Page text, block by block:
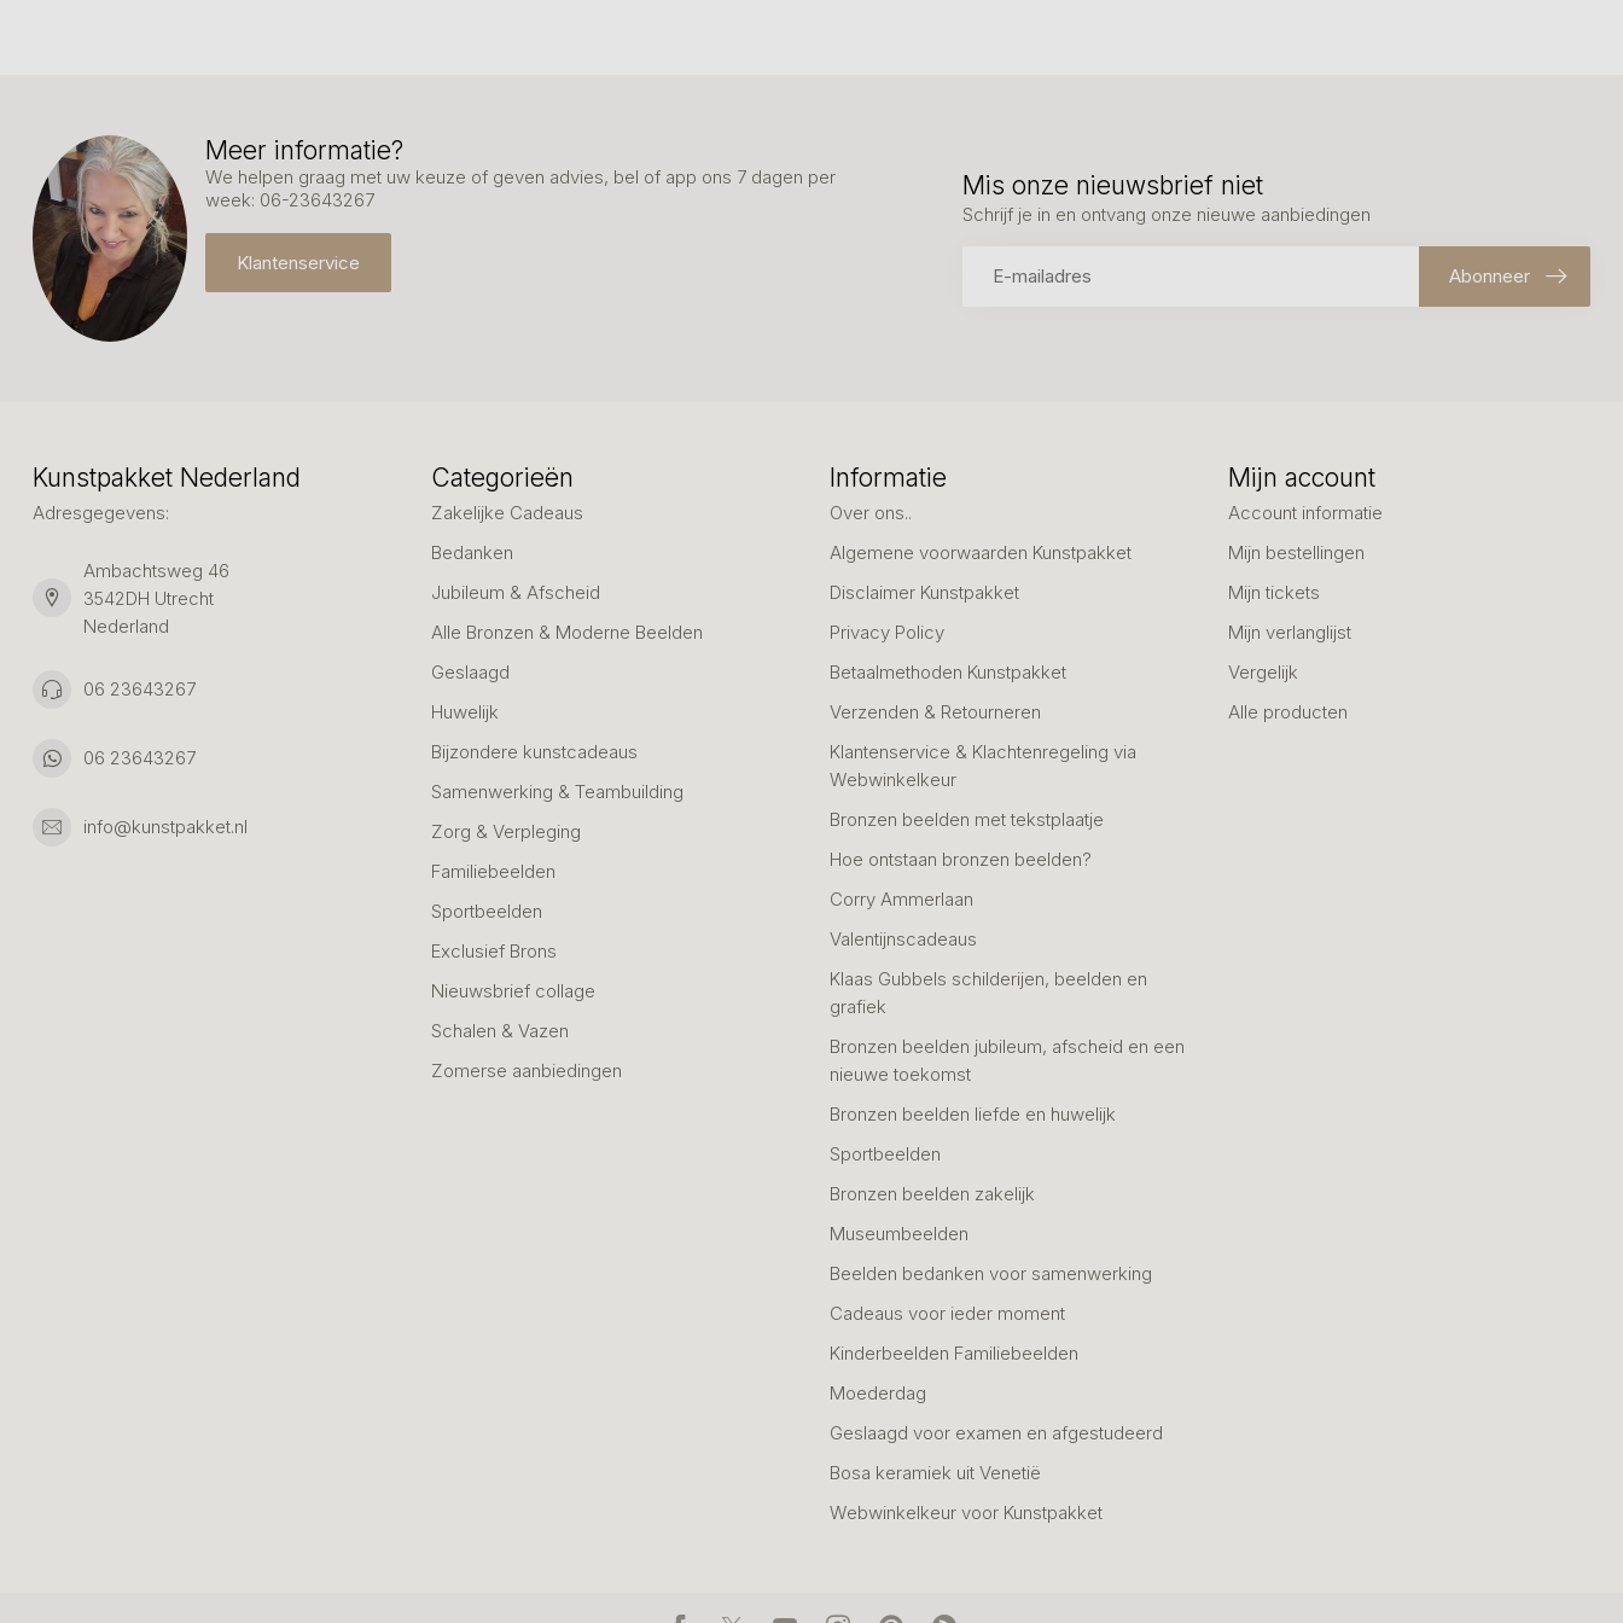
Meer informatie?
We helpen graag met uw keuze of geven advies, bel of app ons 7 dagen per
week: 06-23643267
Klantenservice
Mis onze nieuwsbrief niet
Schrijf je in en ontvang onze nieuwe aanbiedingen
Abonneer
Kunstpakket Nederland
Adresgegevens:
Ambachtsweg 46
3542DH Utrecht
Nederland
06 23643267
06 23643267
info@kunstpakket.nl
Categorieën
Zakelijke Cadeaus
Bedanken
Jubileum & Afscheid
Alle Bronzen & Moderne Beelden
Geslaagd
Huwelijk
Bijzondere kunstcadeaus
Samenwerking & Teambuilding
Zorg & Verpleging
Familiebeelden
Sportbeelden
Exclusief Brons
Nieuwsbrief collage
Schalen & Vazen
Zomerse aanbiedingen
Informatie
Over ons..
Algemene voorwaarden Kunstpakket
Disclaimer Kunstpakket
Privacy Policy
Betaalmethoden Kunstpakket
Verzenden & Retourneren
Klantenservice & Klachtenregeling via
Webwinkelkeur
Bronzen beelden met tekstplaatje
Hoe ontstaan bronzen beelden?
Corry Ammerlaan
Valentijnscadeaus
Klaas Gubbels schilderijen, beelden en
grafiek
Bronzen beelden jubileum, afscheid en een
nieuwe toekomst
Bronzen beelden liefde en huwelijk
Sportbeelden
Bronzen beelden zakelijk
Museumbeelden
Beelden bedanken voor samenwerking
Cadeaus voor ieder moment
Kinderbeelden Familiebeelden
Moederdag
Geslaagd voor examen en afgestudeerd
Bosa keramiek uit Venetië
Webwinkelkeur voor Kunstpakket
Mijn account
Account informatie
Mijn bestellingen
Mijn tickets
Mijn verlanglijst
Vergelijk
Alle producten